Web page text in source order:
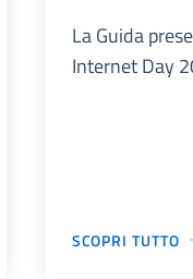
La Guida
Internet Day
SCOPRI TUTTO